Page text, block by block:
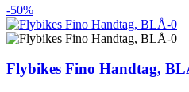
-50%
Flybikes Fino Handtag,